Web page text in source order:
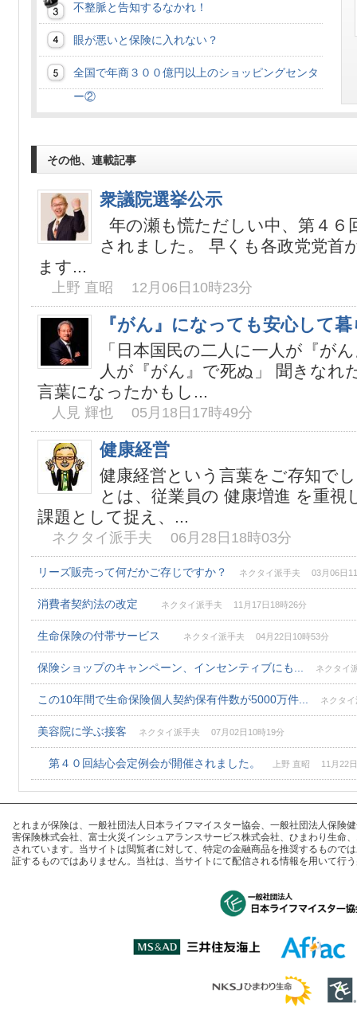
不整脈と告知するなかれ！
眼が悪いと保険に入れない？
全国で年商３００億円以上のショッピングセンタ
ー②
その他、連載記事
衆議院選挙公示
年の瀬も慌ただしい中、第４６
されました。 早くも各政党党首
ます...
上野 直昭 12月06日10時23分
『がん』になっても安心して
「日本国民の二人に一人が『が
人が『がん』で死ぬ」 聞きなれ
言葉になったかもし...
人見 輝也 05月18日17時49分
健康経営
健康経営という言葉をご存知で
とは、従業員の 健康増進 を重視
課題として捉え、...
ネクタイ派手夫 06月28日18時03分
リーズ販売って何だかご存じですか？ ネクタイ派手夫 03月06日
消費者契約法の改定 ネクタイ派手夫 11月17日18時26分
生命保険の付帯サービス ネクタイ派手夫 04月22日10時53分
保険ショップのキャンペーン、インセンティブにも... ネクタイ
この10年間で生命保険個人契約保有件数が5000万件... ネクタイ
美容院に学ぶ接客 ネクタイ派手夫 07月02日10時19分
第４０回結心会定例会が開催されました。 上野 直昭 11月22日
とれまが保険は、一般社団法人日本ライフマイスター協会、一般社団法人保
害保険株式会社、富士火災インシュアランスサービス株式会社、ひまわり生命
されています。当サイトは閲覧者に対して、特定の金融商品を推奨するもので
証するものではありません。当社は、当サイトにて配信される情報を用いて行